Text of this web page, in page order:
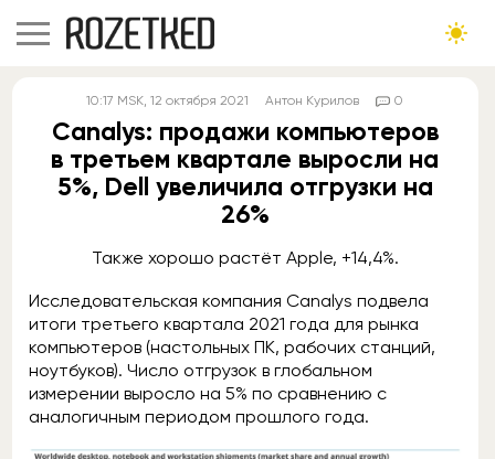
10:17 MSK, 12 октября 2021 Антон Курилов 0
Canalys: продажи компьютеров
в третьем квартале выросли на
5%, Dell увеличила отгрузки на
26%
Также хорошо растёт Apple, +14,4%.
Исследовательская компания Canalys подвела
итоги третьего квартала 2021 года для рынка
компьютеров (настольных ПК, рабочих станций,
ноутбуков). Число отгрузок в глобальном
измерении выросло на 5% по сравнению с
аналогичным периодом прошлого года.